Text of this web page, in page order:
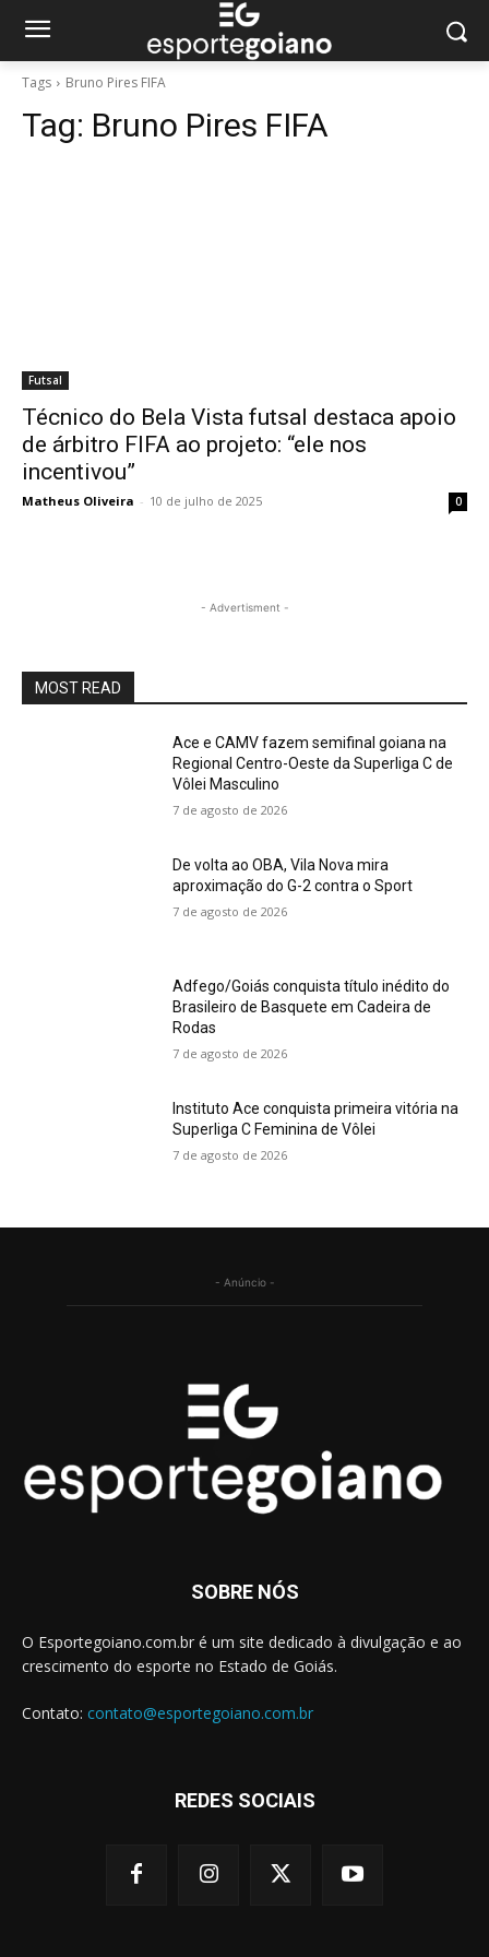
Tags Bruno Pires FIFA
Tag: Bruno Pires FIFA
Futsal
Técnico do Bela Vista futsal destaca apoio
de árbitro FIFA ao projeto: “ele nos
incentivou”
Matheus Oliveira - 10 de julho de 2025 0
- Advertisment -
MOST READ
Ace e CAMV fazem semifinal goiana na
Regional Centro-Oeste da Superliga C de
Vôlei Masculino
7 de agosto de 2026
De volta ao OBA, Vila Nova mira
aproximação do G-2 contra o Sport
7 de agosto de 2026
Adfego/Goiás conquista título inédito do
Brasileiro de Basquete em Cadeira de
Rodas
7 de agosto de 2026
Instituto Ace conquista primeira vitória na
Superliga C Feminina de Vôlei
7 de agosto de 2026
- Anúncio -
SOBRE NÓS
O Esportegoiano.com.br é um site dedicado à divulgação e ao
crescimento do esporte no Estado de Goiás.
Contato: contato@esportegoiano.com.br
REDES SOCIAIS